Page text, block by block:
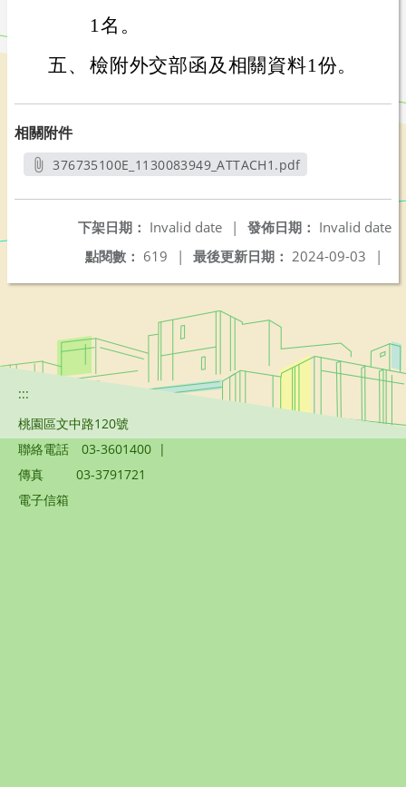
1名。
五、 檢附外交部函及相關資料1份。
相關附件
376735100E_1130083949_ATTACH1.pdf
發佈日期： Invalid date
下架日期： Invalid date
|
最後更新日期： 2024-09-03 |
點閱數： 619 |
:::
桃園區文中路120號
聯絡電話
03-3601400 |
傳真
03-3791721
電子信箱